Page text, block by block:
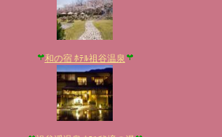
和の宿 ﾎﾃﾙ祖谷温泉